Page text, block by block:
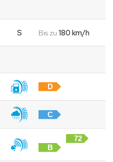
S Bis zu 180 km/h
D
C
B
72